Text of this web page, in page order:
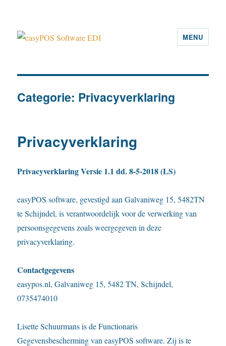
MENU
Categorie: Privacyverklaring
Privacyverklaring
Privacyverklaring Versie 1.1 dd. 8-5-2018 (LS)
easyPOS software, gevestigd aan Galvaniweg 15, 5482TN
te Schijndel, is verantwoordelijk voor de verwerking van
persoonsgegevens zoals weergegeven in deze
privacyverklaring.
Contactgegevens
easypos.nl, Galvaniweg 15, 5482 TN, Schijndel,
0735474010
Lisette Schuurmans is de Functionaris
Gegevensbescherming van easyPOS software. Zij is te